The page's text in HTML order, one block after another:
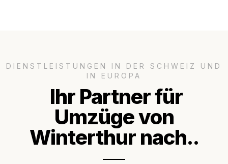
DIENSTLEISTUNGEN IN DER SCHWEIZ UND
IN EUROPA
Ihr Partner für
Umzüge von
Winterthur nach..